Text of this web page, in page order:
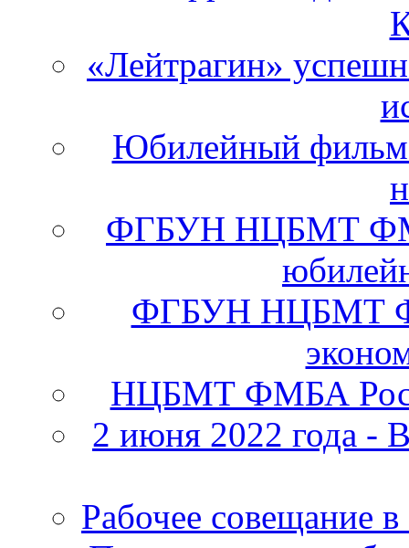
«Лейтрагин»
Юбилейный
ФГБУН НЦБМТ
ФГБУН НЦБМТ
НЦБМТ ФМБА
2 июня 2022 года -
Рабочее совещание